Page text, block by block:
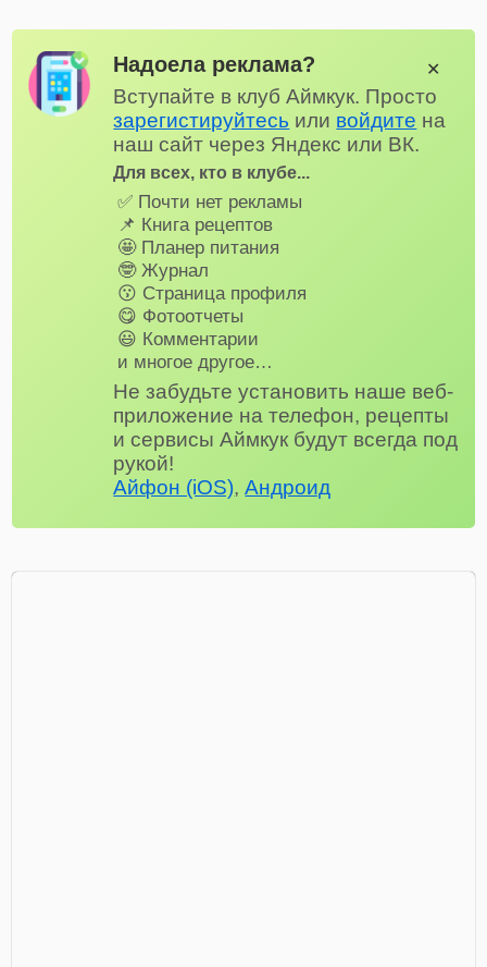
Надоела реклама?
Вступайте в клуб Аймкук. Просто
зарегистируйтесь или войдите на
наш сайт через Яндекс или ВК.
Для всех, кто в клубе...
✅ Почти нет рекламы
📌 Книга рецептов
🤩 Планер питания
🤓 Журнал
😗 Страница профиля
😋 Фотоотчеты
😃 Комментарии
и многое другое…
Не забудьте установить наше веб-
приложение на телефон, рецепты
и сервисы Аймкук будут всегда под
рукой!
Айфон (iOS),Андроид
✕